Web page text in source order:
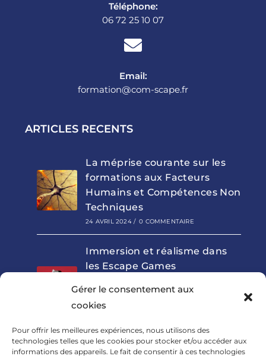
Gérer le consentement aux
cookies
Pour offrir les meilleures expériences, nous utilisons des
technologies telles que les cookies pour stocker et/ou accéder aux
informations des appareils. Le fait de consentir à ces technologies
Téléphone:
06 72 25 10 07
Email:
formation@com-scape.fr
ARTICLES RECENTS
La méprise courante sur les
formations aux Facteurs
Humains et Compétences Non
Techniques
24 AVRIL 2024 / 0 COMMENTAIRE
Immersion et réalisme dans
les Escape Games
la formation aux Facteurs
Humains